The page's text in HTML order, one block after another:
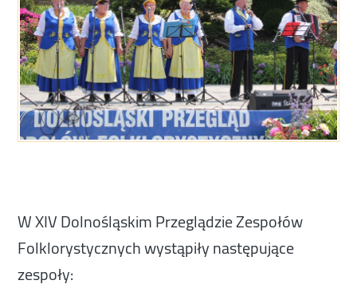
W XIV Dolnośląskim Przeglądzie Zespołów
Folklorystycznych wystąpiły następujące
zespoły: